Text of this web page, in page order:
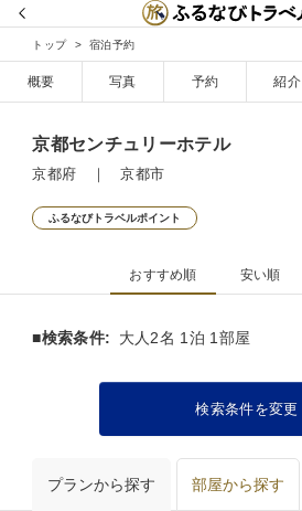
トップ 宿泊予約
概要 写真 予約 紹介
京都センチュリーホテル
京都府 ｜ 京都市
ふるなびトラベルポイント
おすすめ順 安い順
■検索条件: 大人2名 1泊 1部屋
検索条件を変更
プランから探す 部屋から探す